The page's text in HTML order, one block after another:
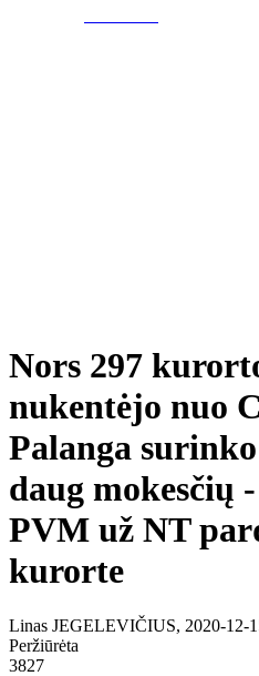
Nors 297
nukentėjo nuo
Palanga
daug mokesčių
PVM už NT
kurorte
Linas JEGELEVIČIUS, 2020-12-
Peržiūrėta
3827